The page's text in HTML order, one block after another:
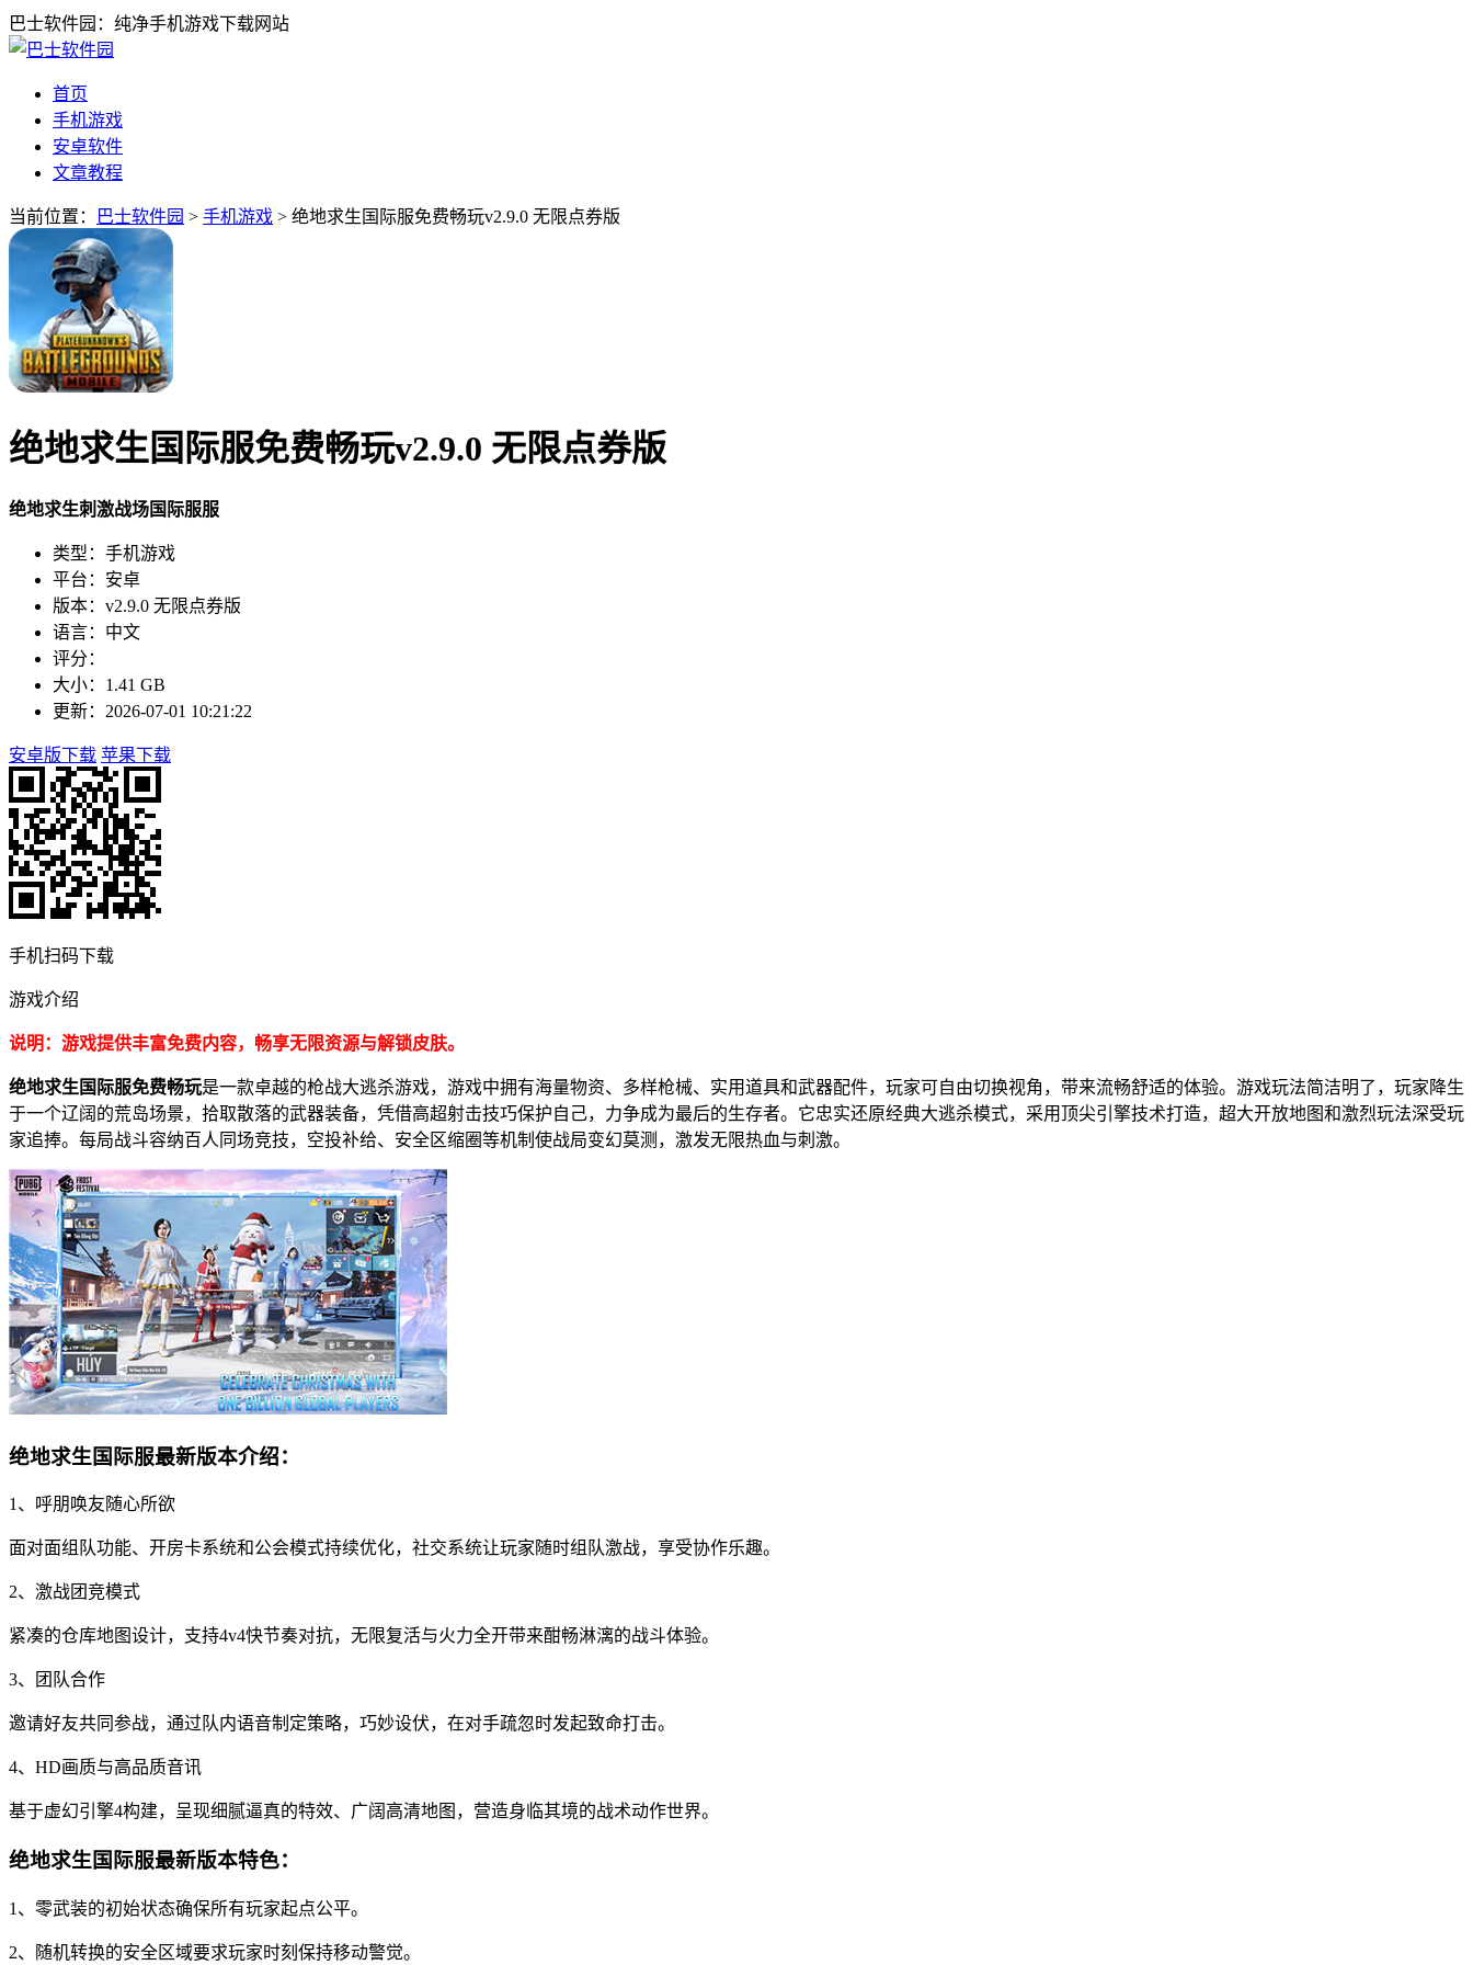
巴士软件园：纯净手机游戏下载网站
首页
手机游戏
安卓软件
文章教程
当前位置： 巴士软件园 > 手机游戏 > 绝地求生国际服免费畅玩v2.9.0 无限点券版
绝地求生国际服免费畅玩v2.9.0 无限点券版
绝地求生刺激战场国际服服
类型：手机游戏
平台：安卓
版本：v2.9.0 无限点券版
语言：中文
评分：
大小：1.41 GB
更新：2026-07-01 10:21:22
安卓版下载 苹果下载
手机扫码下载
游戏介绍
说明：游戏提供丰富免费内容，畅享无限资源与解锁皮肤。
绝地求生国际服免费畅玩是一款卓越的枪战大逃杀游戏，游戏中拥有海量物资、多样枪械、实用道具和武器配件，玩家可自由切换视角，带来流畅舒适的体验。游戏玩法简洁明了，玩家降生
于一个辽阔的荒岛场景，拾取散落的武器装备，凭借高超射击技巧保护自己，力争成为最后的生存者。它忠实还原经典大逃杀模式，采用顶尖引擎技术打造，超大开放地图和激烈玩法深受玩
家追捧。每局战斗容纳百人同场竞技，空投补给、安全区缩圈等机制使战局变幻莫测，激发无限热血与刺激。
绝地求生国际服最新版本介绍：
1、呼朋唤友随心所欲
面对面组队功能、开房卡系统和公会模式持续优化，社交系统让玩家随时组队激战，享受协作乐趣。
2、激战团竞模式
紧凑的仓库地图设计，支持4v4快节奏对抗，无限复活与火力全开带来酣畅淋漓的战斗体验。
3、团队合作
邀请好友共同参战，通过队内语音制定策略，巧妙设伏，在对手疏忽时发起致命打击。
4、HD画质与高品质音讯
基于虚幻引擎4构建，呈现细腻逼真的特效、广阔高清地图，营造身临其境的战术动作世界。
绝地求生国际服最新版本特色：
1、零武装的初始状态确保所有玩家起点公平。
2、随机转换的安全区域要求玩家时刻保持移动警觉。